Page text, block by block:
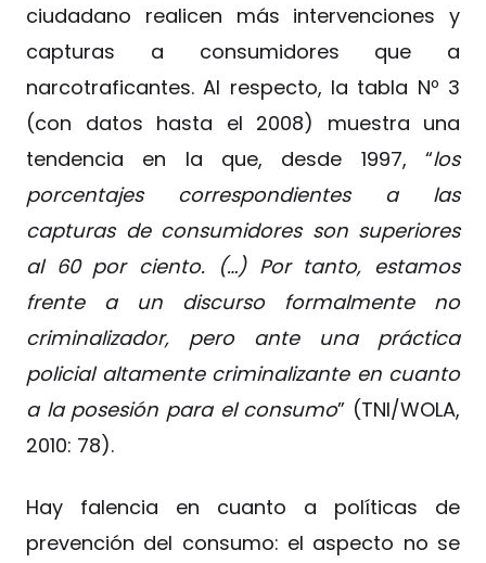
ciudadano realicen más intervenciones y
capturas a consumidores que a
narcotraficantes. Al respecto, la tabla Nº 3
(con datos hasta el 2008) muestra una
tendencia en la que, desde 1997, “los
porcentajes correspondientes a las
capturas de consumidores son superiores
al 60 por ciento. (…) Por tanto, estamos
frente a un discurso formalmente no
criminalizador, pero ante una práctica
policial altamente criminalizante en cuanto
a la posesión para el consumo” (TNI/WOLA,
2010: 78).
Hay falencia en cuanto a políticas de
prevención del consumo: el aspecto no se